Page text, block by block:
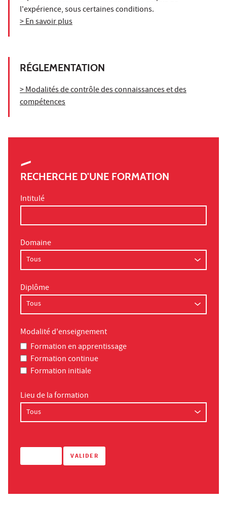
l'expérience, sous certaines conditions.
> En savoir plus
RÉGLEMENTATION
> Modalités de contrôle des connaissances et des
compétences
RECHERCHE D'UNE FORMATION
Intitulé
Domaine
Diplôme
Modalité d'enseignement
Formation en apprentissage
Formation continue
Formation initiale
Lieu de la formation